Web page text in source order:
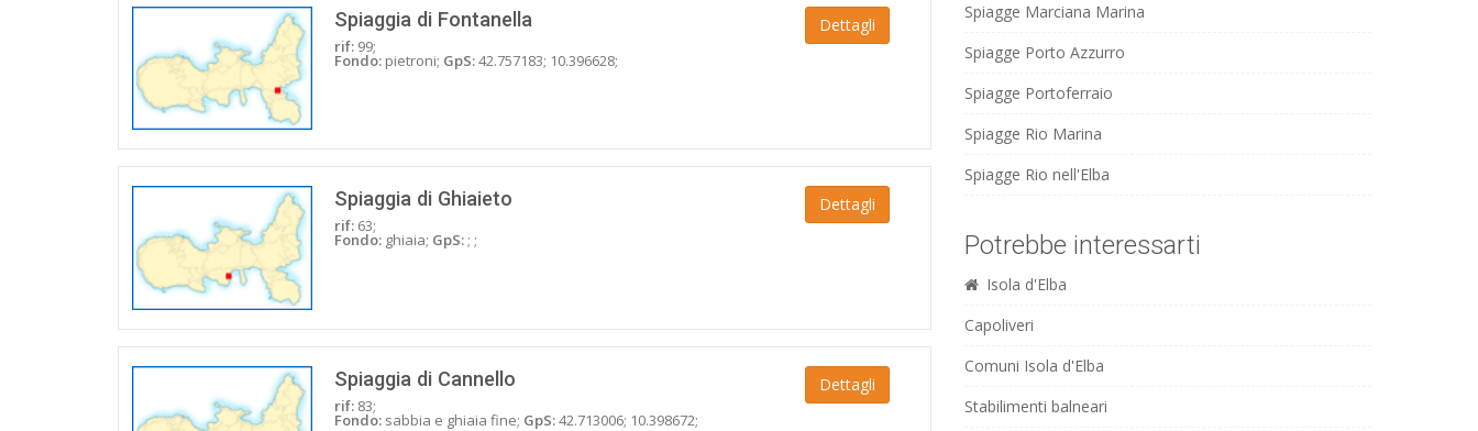
Spiaggia di Fontanella
rif:99;
Fondo:pietroni; GpS:42.757183; 10.396628;
Dettagli
Spiaggia di Ghiaieto
rif:63;
Fondo:ghiaia; GpS:; ;
Dettagli
Spiaggia di Cannello
rif:83;
Fondo:sabbia e ghiaia fine; GpS:42.713006; 10.398672;
Dettagli
Spiagge Marciana Marina
Spiagge Porto Azzurro
Spiagge Portoferraio
Spiagge Rio Marina
Spiagge Rio nell'Elba
Potrebbe interessarti
Isola d'Elba
Capoliveri
Comuni Isola d'Elba
Stabilimenti balneari